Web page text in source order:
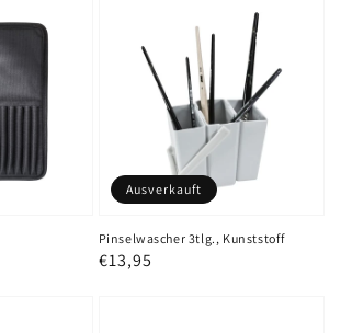
Pinselwascher 3tlg., Kunststoff
Normaler
€13,95
Ausverkauft